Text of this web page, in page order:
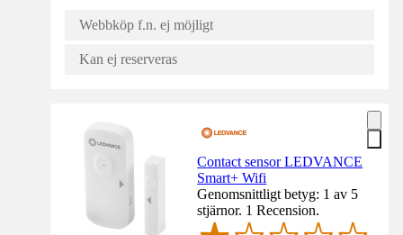
Webbköp f.n. ej möjligt
Kan ej reserveras
Contact sensor LEDVANCE
Smart+ Wifi
Genomsnittligt betyg: 1 av 5
stjärnor. 1 Recension.